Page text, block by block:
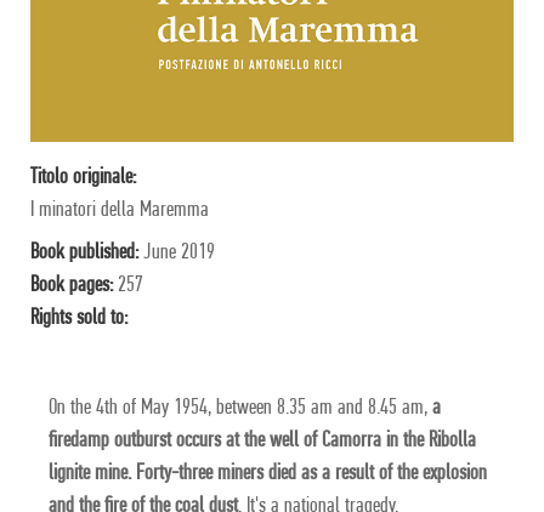
Titolo originale:
I minatori della Maremma
Book published:June 2019
Book pages: 257
Rights sold to:
On the 4th of May 1954, between 8.35 am and 8.45 am, a
firedamp outburst occurs at the well of Camorra in the Ribolla
lignite mine. Forty-three miners died as a result of the explosion
and the fire of the coal dust. It's a national tragedy.